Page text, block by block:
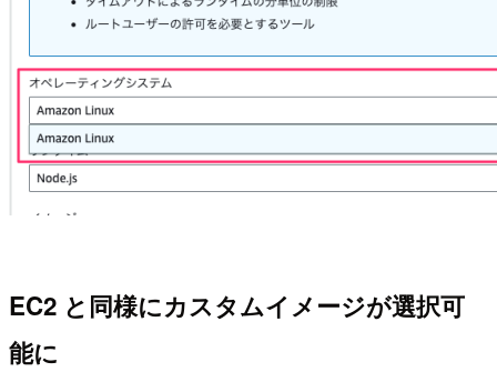
EC2 と同様にカスタムイメージが選択可
能に